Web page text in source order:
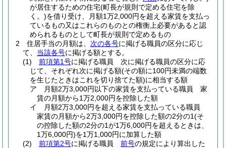
が居住するための住宅(町長が規則で定める住宅を除
く。)を借り受け、月額1万2,000円を超える家賃を支払っ
ているもの又はこれらのものとの権衡上必要があると認
められるものとして町長が規則で定めるもの
2
住居手当の月額は、 次の各号に掲げる職員の区分に応じ
て、 当該各号に掲げる額とする。
(1)
前項第1号に掲げる職員 次に掲げる職員の区分に応
じて、それぞれ次に掲げる額(その額に100円未満の端数
を生じたときはこれを切り捨てた額)に相当する額
ア
月額2万3,000円以下の家賃を支払っている職員 家
賃の月額から1万2,000円を控除した額
イ
月額2万3,000円を超える家賃を支払っている職員
家賃の月額から2万3,000円を控除した額の2分の1(そ
の控除した額の2分の1が1万6,000円を超えるときは、
1万6,000円)を1万1,000円に加算した額
(2)
前項第2号に掲げる職員 前号の規定により算出した